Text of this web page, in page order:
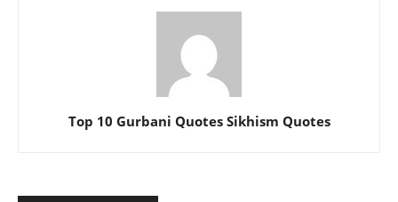
Top 10 Gurbani Quotes Sikhism Quotes